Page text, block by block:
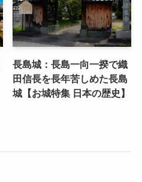
長島城：長島一向一揆で織
田信長を長年苦しめた長島
城【お城特集 日本の歴史】